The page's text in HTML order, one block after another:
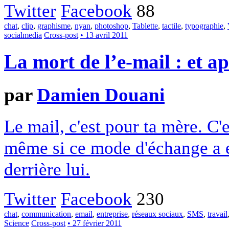
Twitter Facebook 88
chat, clip, graphisme, nyan, photoshop, Tablette, tactile, typographie,
socialmedia Cross-post • 13 avril 2011
La mort de l’e-mail : et
parDamien Douani
Le mail, c'est pour ta mère.
même si ce mode d'échange
derrière lui.
Twitter Facebook 230
chat, communication, email, entreprise, réseaux sociaux, SMS, travail
Science Cross-post • 27 février 2011